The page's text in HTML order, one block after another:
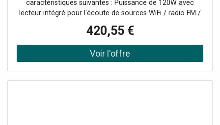
caractéristiques suivantes : Puissance de 120W avec
lecteur intégré pour l'écoute de sources WiFi / radio FM /
incluseAlimentation électrique AC110-240V &
24VdcConsommation 200VA6 entrées mixables +
sourcesCH1 (prioritaire) : micro XLR 5-8mV 600Ω,
alimentation fantôme (sélectionnable) avec fonction
420,55 €